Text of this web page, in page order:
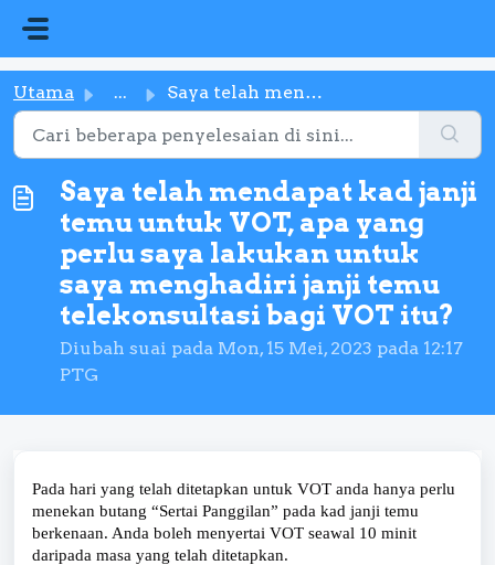
Utama ... Saya telah mendapat kad janji temu untuk VOT, apa yang pe...
Saya telah mendapat kad janji
temu untuk VOT, apa yang
perlu saya lakukan untuk
saya menghadiri janji temu
telekonsultasi bagi VOT itu?
Diubah suai pada Mon, 15 Mei, 2023 pada 12:17
PTG
Pada hari yang telah ditetapkan untuk VOT anda hanya perlu
menekan butang “Sertai Panggilan” pada kad janji temu
berkenaan. Anda boleh menyertai VOT seawal 10 minit
daripada masa yang telah ditetapkan.